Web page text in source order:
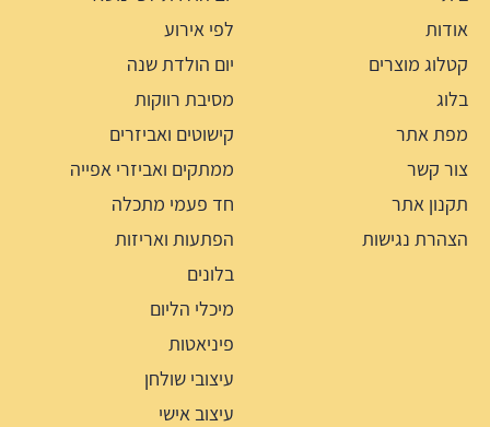
אודות
קטלוג מוצרים
בלוג
מפת אתר
צור קשר
תקנון אתר
הצהרת נגישות
לפי אירוע
יום הולדת שנה
מסיבת רווקות
קישוטים ואביזרים
ממתקים ואביזרי אפייה
חד פעמי מתכלה
הפתעות ואריזות
בלונים
מיכלי הליום
פיניאטות
עיצובי שולחן
עיצוב אישי